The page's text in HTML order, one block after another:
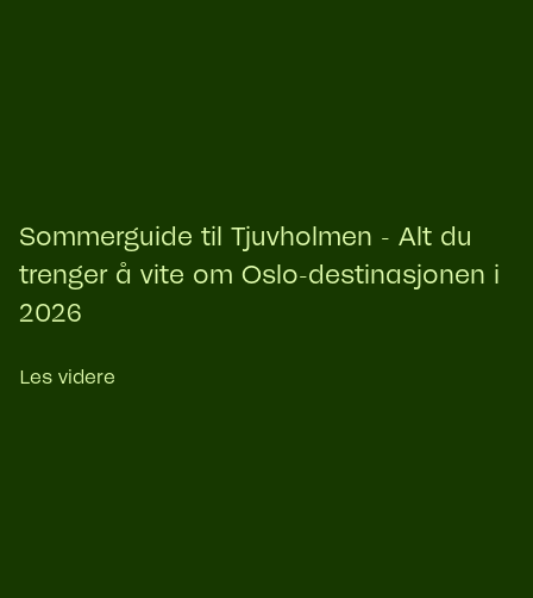
Sommerguide til Tjuvholmen - Alt du
trenger å vite om Oslo-destinasjonen i
2026
Les videre